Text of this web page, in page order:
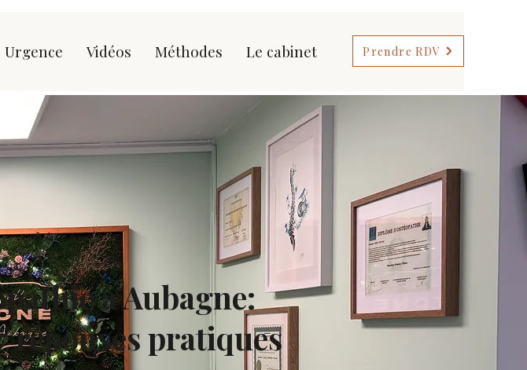
Urgence Vidéos Méthodes Le cabinet Prendre RDV
à Aubagne:
pratiques